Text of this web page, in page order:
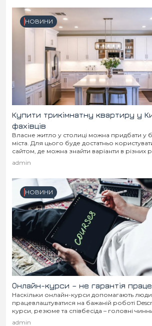
НОВИНИ
Купити трикімнатну квартиру у
фахівців
Власне житло у столиці можна придбати у
міста. Для цього буде достатньо
сайтом, де можна знайти варіанти в різних
активно забудовується, що дозволяє...
admin
НОВИНИ
Онлайн-курси – не гарантія
Наскільки онлайн-курси допомагають
працевлаштуватися на бажаній роботі Description: віртуальні
курси, резюме та співбесіда – головні
допомагають отримати бажану роботу.
admin